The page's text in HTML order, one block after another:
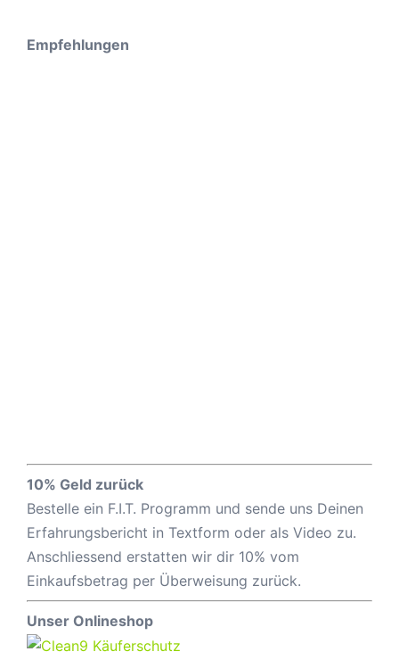
Empfehlungen
10% Geld zurück
Bestelle ein F.I.T. Programm und sende uns Deinen
Erfahrungsbericht in Textform oder als Video zu.
Anschliessend erstatten wir dir 10% vom
Einkaufsbetrag per Überweisung zurück.
Unser Onlineshop